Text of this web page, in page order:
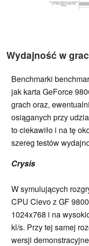
Wydajność w
Benchmarki
jak karta GeForce
grach oraz,
osiąganych przy
to ciekawiło i na tę
szereg testów
Crysis
W symulujących
CPU Clevo z GF
1024x768 i na
kl/s. Przy tej samej
wersji